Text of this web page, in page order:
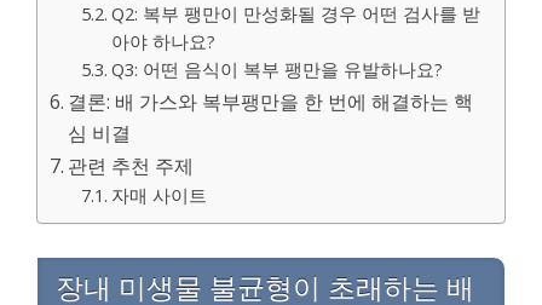
Q2: 복부 팽만이 만성화될 경우 어떤 검사를 받
아야 하나요?
Q3: 어떤 음식이 복부 팽만을 유발하나요?
결론: 배 가스와 복부팽만을 한 번에 해결하는 핵
심 비결
관련 추천 주제
자매 사이트
장내 미생물 불균형이 초래하는 배